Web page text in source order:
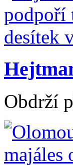
Obdrží